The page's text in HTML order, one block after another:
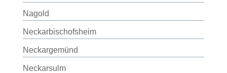
Nagold
Neckarbischofsheim
Neckargemünd
Neckarsulm